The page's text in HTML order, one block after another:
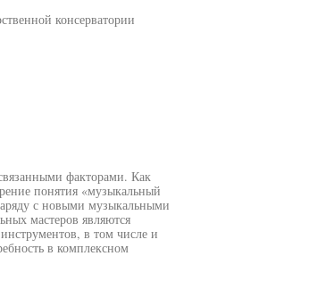
консерватории
факторами. Как
понятия «музыкальный
с новыми музыкальными
мастеров являются
в том числе и
в комплексном